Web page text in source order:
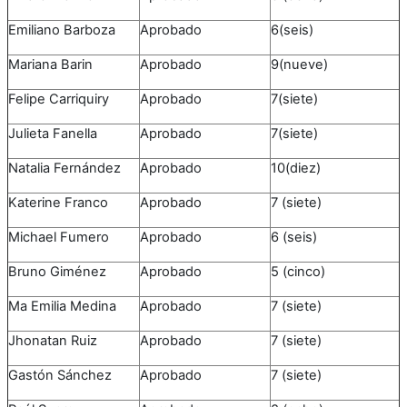
Emiliano Barboza Aprobado 6(seis)
Mariana Barin Aprobado 9(nueve)
Felipe Carriquiry Aprobado 7(siete)
Julieta Fanella Aprobado 7(siete)
Natalia Fernández Aprobado 10(diez)
Katerine Franco Aprobado 7 (siete)
Michael Fumero Aprobado 6 (seis)
Bruno Giménez Aprobado 5 (cinco)
Ma Emilia Medina Aprobado 7 (siete)
Jhonatan Ruiz Aprobado 7 (siete)
Gastón Sánchez Aprobado 7 (siete)